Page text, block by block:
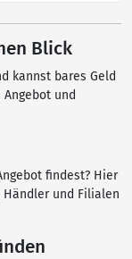
Blick
kannst bares Geld
und
findest? Hier
und Filialen